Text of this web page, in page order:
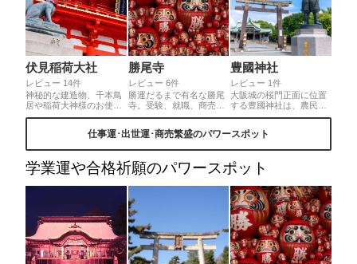
5分程度。徒歩可。
伏見稲荷大社
レビュー 14件
神秘的な建造物、千本鳥
居や稲荷大神様のお使い
の狐などなど見所は多数
繁盛・五穀豊穣の神様で
す。
勝尾寺
レビュー 6件
勝運だるまで有名な勝尾
寺。受験、就職、商売な
ど、あらゆる場面での勝
人々が訪れます。沢山の
豊國神社
レビュー 1件
大阪城の桜門正面に位置
する豊國神社は、農民か
ら天下人まで上り詰めた
神社で、全国でも有数の
す。
仕事運･出世運･商売繁盛のパワースポット
学業運や合格祈願のパワースポット